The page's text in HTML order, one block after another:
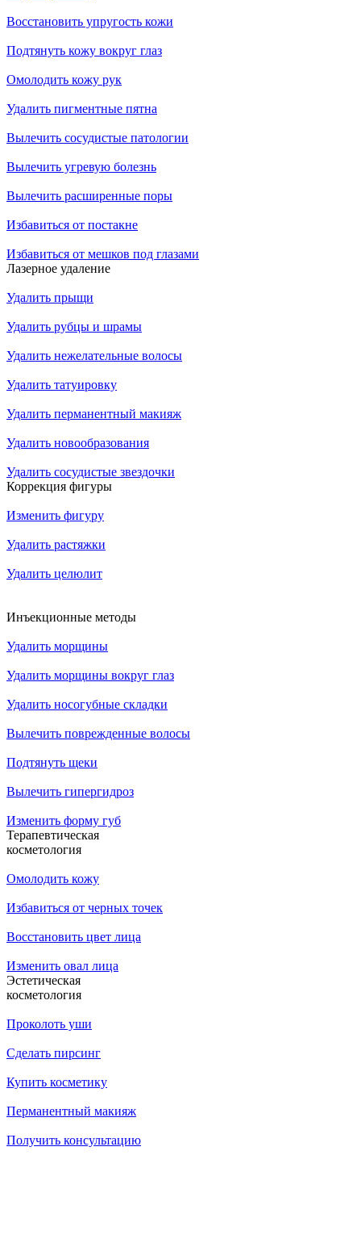
Восстановить упругость кожи
Подтянуть кожу вокруг глаз
Омолодить кожу рук
Удалить пигментные пятна
Вылечить сосудистые патологии
Вылечить угревую болезнь
Вылечить расширенные поры
Избавиться от постакне
Избавиться от мешков под глазами
Лазерное удаление
Удалить прыщи
Удалить рубцы и шрамы
Удалить нежелательные волосы
Удалить татуировку
Удалить перманентный макияж
Удалить новообразования
Удалить сосудистые звездочки
Коррекция фигуры
Изменить фигуру
Удалить растяжки
Удалить целюлит
Инъекционные методы
Удалить морщины
Удалить морщины вокруг глаз
Удалить носогубные складки
Вылечить поврежденные волосы
Подтянуть щеки
Вылечить гипергидроз
Изменить форму губ
Терапевтическая
косметология
Омолодить кожу
Избавиться от черных точек
Восстановить цвет лица
Изменить овал лица
Эстетическая
косметология
Проколоть уши
Сделать пирсинг
Купить косметику
Перманентный макияж
Получить консультацию